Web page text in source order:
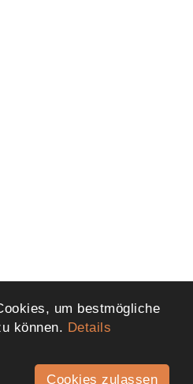
um bestmögliche
können. Details
Cookies zulassen